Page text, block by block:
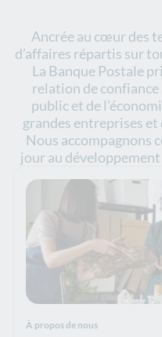
Ancrée au cœur des
d’affaires répartis sur
La Banque Postale
relation de confiance
public et de
grandes entreprises
Nous accompagnons
jour au
À propos de nous